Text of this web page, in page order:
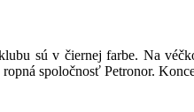
sú v čiernej farbe. Na
ropná spoločnosť Petronor.